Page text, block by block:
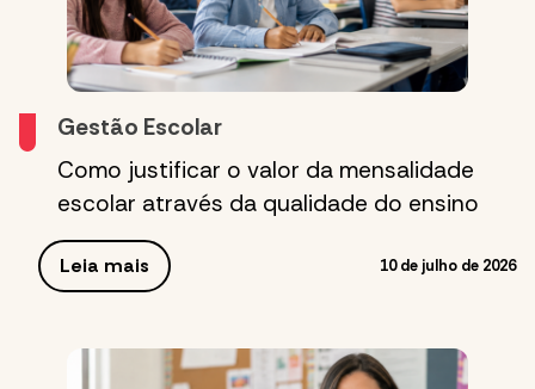
Gestão Escolar
Como justificar o valor da mensalidade
escolar através da qualidade do ensino
Leia mais 10 de julho de 2026